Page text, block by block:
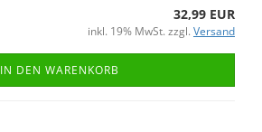
32,99 EUR
inkl. 19% MwSt. zzgl. Versand
IN DEN WARENKORB